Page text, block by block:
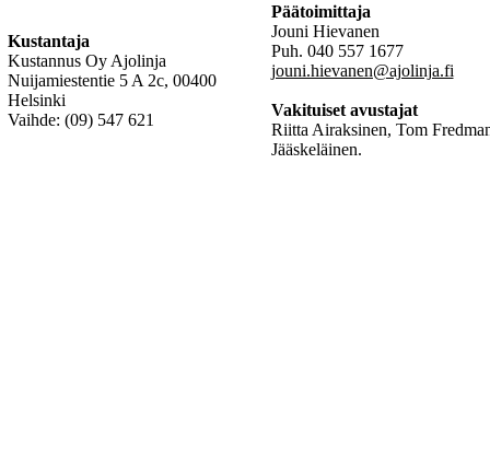
Kustantaja
Kustannus Oy Ajolinja
Nuijamiestentie 5 A 2c, 00400
Helsinki
Vaihde: (09) 547 621
Päätoimittaja
Jouni Hievanen
Puh. 040 557 1677
jouni.hievanen@ajolinja.fi
Vakituiset avustajat
Riitta Airaksinen, Tom
Jääskeläinen.